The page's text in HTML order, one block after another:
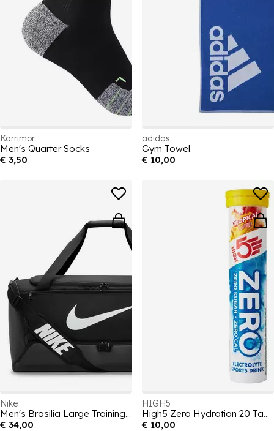
Karrimor
Men's Quarter Socks
€ 3,50
adidas
Gym Towel
€ 10,00
Nike
Men's Brasilia Large Training Holdall 95L
€ 34,00
HIGH5
High5 Zero Hydration 20 Tabs
€ 10,00